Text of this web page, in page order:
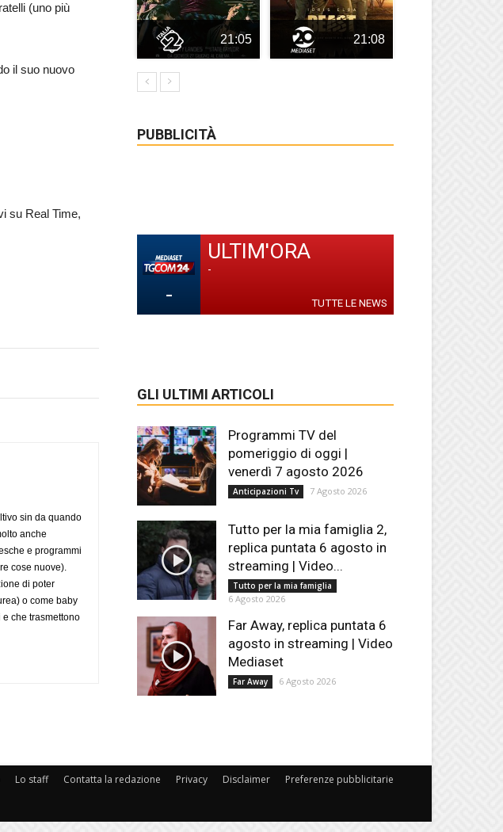
(uno più
il suo nuovo
su Real Time,
sin da quando
anche
e programmi
cose nuove).
di poter
o come baby
che trasmettono
21:05 21:08
PUBBLICITÀ
-
ULTIM'ORA
-
TUTTE LE NEWS
GLI ULTIMI ARTICOLI
Programmi TV del
pomeriggio di oggi |
venerdì 7 agosto 2026
Anticipazioni Tv 7 Agosto 2026
Tutto per la mia famiglia 2,
replica puntata 6 agosto in
streaming | Video...
Tutto per la mia famiglia
6 Agosto 2026
Far Away, replica puntata 6
agosto in streaming | Video
Mediaset
Far Away 6 Agosto 2026
Lo staff Contatta la redazione Privacy Disclaimer Preferenze pubblicitarie